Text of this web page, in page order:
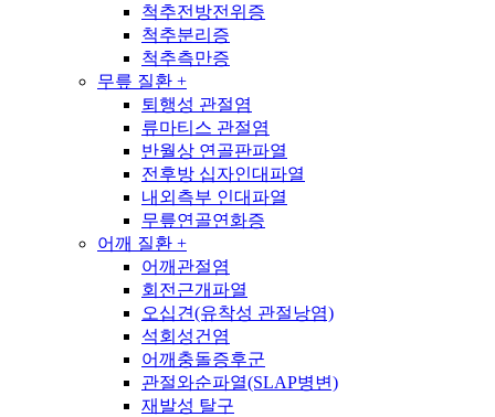
척추전방전위증
척추분리증
척추측만증
무릎 질환 +
퇴행성 관절염
류마티스 관절염
반월상 연골판파열
전후방 십자인대파열
내외측부 인대파열
무릎연골연화증
어깨 질환 +
어깨관절염
회전근개파열
오십견(유착성 관절낭염)
석회성건염
어깨충돌증후군
관절와순파열(SLAP병변)
재발성 탈구